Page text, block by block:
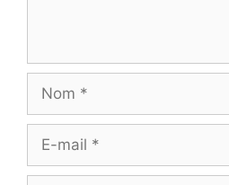
mail